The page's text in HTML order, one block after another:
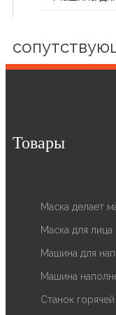
Товары
Маска делает
Маска для лица
Машина для
Машина
Станок